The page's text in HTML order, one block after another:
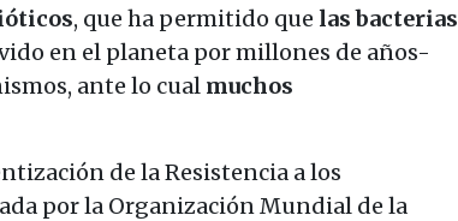
, que ha permitido que las bacterias
en el planeta por millones de años-
ante lo cual muchos
de la Resistencia a los
por la Organización Mundial de la